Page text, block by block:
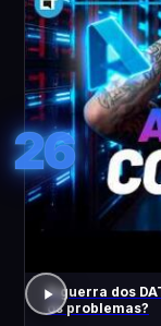
26
A guerra dos
os problemas?